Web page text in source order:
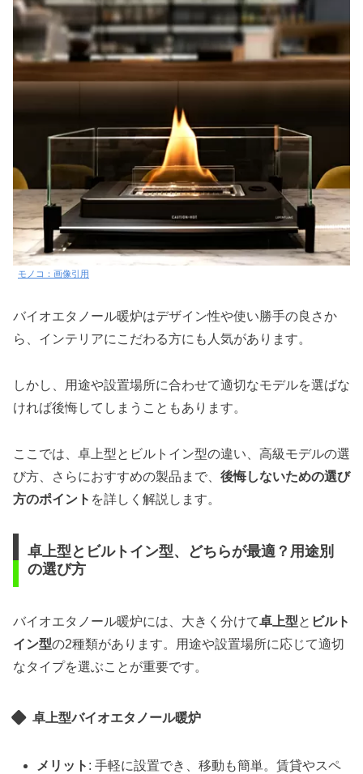
モノコ：画像引用
バイオエタノール暖炉はデザイン性や使い勝手の良さか
ら、インテリアにこだわる方にも人気があります。
しかし、用途や設置場所に合わせて適切なモデルを選ばな
ければ後悔してしまうこともあります。
ここでは、卓上型とビルトイン型の違い、高級モデルの選
び方、さらにおすすめの製品まで、 後悔しないための選び
方のポイント を詳しく解説します。
卓上型とビルトイン型、どちらが最適？用途別
の選び方
バイオエタノール暖炉には、大きく分けて卓上型と ビルト
イン型の2種類があります。用途や設置場所に応じて適切
なタイプを選ぶことが重要です。
卓上型バイオエタノール暖炉
メリット : 手軽に設置でき、移動も簡単。賃貸やスペ